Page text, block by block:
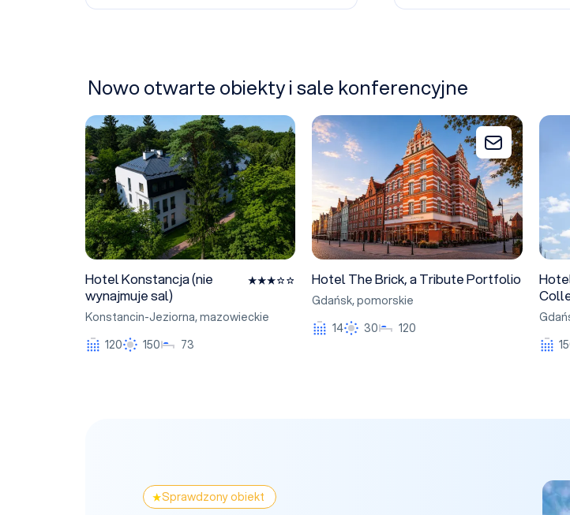
Nowo otwarte obiekty i sale konferencyjne
Hotel Konstancja (nie wynajmuje sal)
Hotel Konstancja (nie
wynajmuje sal)
Konstancin-Jeziorna,mazowieckie
120
150 73
Hotel The Brick, a Tribute Portfolio
Dodaj do
Hotel The Brick, a Tribute Portfolio
Gdańsk,pomorskie
14
30 120
Sprawdzony obiekt